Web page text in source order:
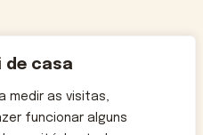
de casa
medir as visitas,
funcionar alguns